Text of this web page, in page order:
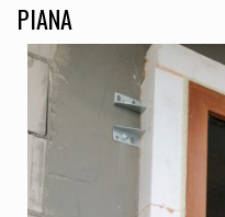
PIANA